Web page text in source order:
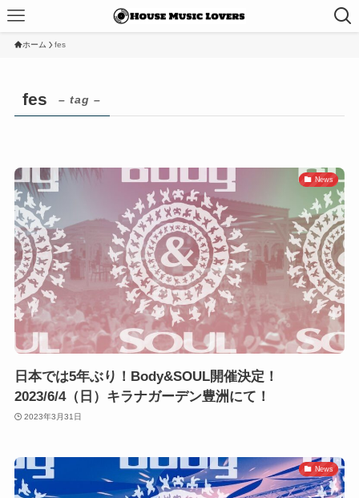
ホーム fes
fes – tag –
News
日本では5年ぶり！Body&SOUL開催決定！
2023/6/4（日）キラナガーデン豊洲にて！
2023年3月31日
News